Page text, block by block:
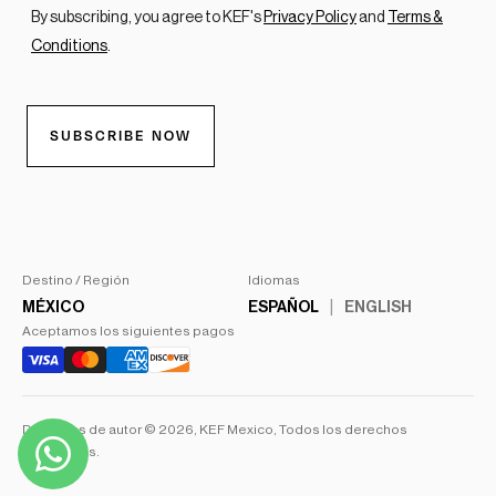
Destino / Región
MÉXICO
Idiomas
ESPAÑOL ENGLISH
Aceptamos los siguientes pagos
Derechos de autor © 2026, KEF Mexico , Todos los derechos
reservados.